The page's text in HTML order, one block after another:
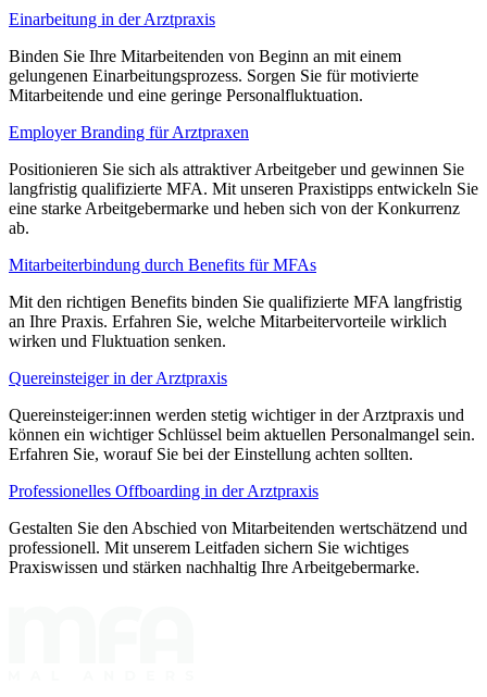
Einarbeitung in der Arztpraxis
Binden Sie Ihre Mitarbeitenden von Beginn an mit einem
gelungenen Einarbeitungsprozess. Sorgen Sie für motivierte
Mitarbeitende und eine geringe Personalfluktuation.
Employer Branding für Arztpraxen
Positionieren Sie sich als attraktiver Arbeitgeber und gewinnen Sie
langfristig qualifizierte MFA. Mit unseren Praxistipps entwickeln Sie
eine starke Arbeitgebermarke und heben sich von der Konkurrenz
ab.
Mitarbeiterbindung durch Benefits für MFAs
Mit den richtigen Benefits binden Sie qualifizierte MFA langfristig
an Ihre Praxis. Erfahren Sie, welche Mitarbeitervorteile wirklich
wirken und Fluktuation senken.
Quereinsteiger in der Arztpraxis
Quereinsteiger:innen werden stetig wichtiger in der Arztpraxis und
können ein wichtiger Schlüssel beim aktuellen Personalmangel sein.
Erfahren Sie, worauf Sie bei der Einstellung achten sollten.
Professionelles Offboarding in der Arztpraxis
Gestalten Sie den Abschied von Mitarbeitenden wertschätzend und
professionell. Mit unserem Leitfaden sichern Sie wichtiges
Praxiswissen und stärken nachhaltig Ihre Arbeitgebermarke.